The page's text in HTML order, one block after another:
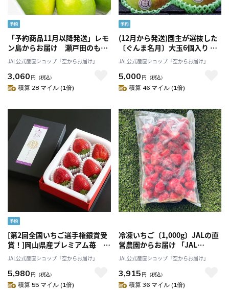
「予約商品11月以降発送」レモ
ン島からお届け 瀬戸田のもぎ
たてグリーンレモン1kg ワック
ス防腐剤不使用 「もりの農園」
JAL公式産直ショップ「空からお届け」
3,060 円 （税込）
積算 28 マイル (1倍)
(12月から発送)園主が選抜した
〔ぐんま名月〕大玉6個入り 青
森県産 食べたら分かる美味し
さ！「宮西農園」
JAL公式産直ショップ「空からお届け」
5,000 円 （税込）
積算 46 マイル (1倍)
[第2回全国いちご選手権銀賞受
賞！]岡山県産プレミアム苺
〔美しの香 クレオパトラ 6
粒ギフト箱〕「美作農園」
JAL公式産直ショップ「空からお届け」
5,980 円 （税込）
積算 55 マイル (1倍)
冷凍いちご〔1,000g〕JALの直
営農園からお届け 「JAL
Agriport」送料無料
JAL公式産直ショップ「空からお届け」
3,915 円 （税込）
積算 36 マイル (1倍)